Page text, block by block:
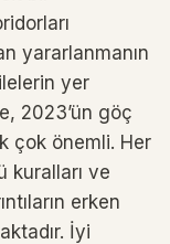
yararlanmanın
yer
2023’ün göç
çok önemli. Her
kuralları ve
erken
İyi